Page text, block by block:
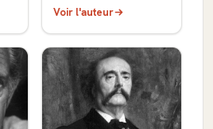
Voir l'auteur